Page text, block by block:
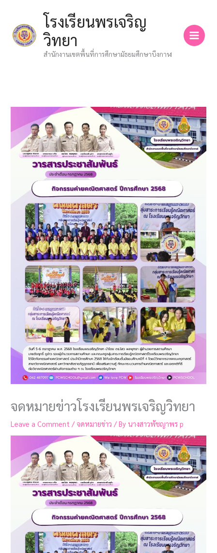
content
โรงเรียนพรเจริญ
วิทยา
สำนักงานเขตพื้นที่การศึกษามัธยมศึกษาบึงกาฬ
จดหมายข่าวโรงเรียนพรเจริญวิทยา
Leave a Comment / จดหมายข่าว / Byนางสาวพัชญาพร p